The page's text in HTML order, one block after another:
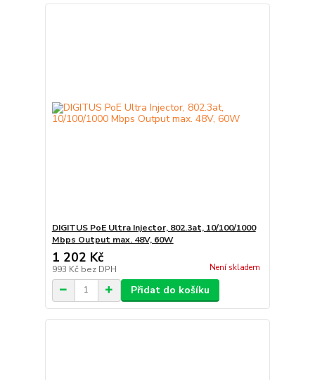
DIGITUS PoE Ultra Injector, 802.3at, 10/100/1000
Mbps Output max. 48V, 60W
1 202 Kč
993 Kč bez DPH Není skladem
Přidat do košíku